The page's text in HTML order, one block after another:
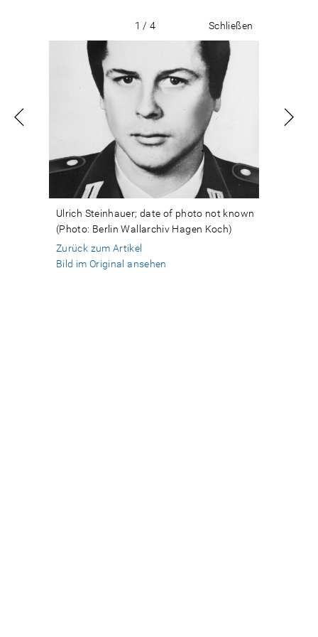
1 / 4 Schließen
Ulrich Steinhauer; date of photo not known
(Photo: Berlin Wallarchiv Hagen Koch)
Zurück zum Artikel
Bild im Original ansehen